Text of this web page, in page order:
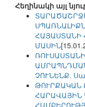
Հեղինակի այլ
ՀԱՅԱՍՏԱՆԻ
ՄԱՍԻՆ
ՉՈՒՆԵՆՔ.
ԹՈՒՐՔԱԿԱՆ
ՀԱՐԱՎԱՅԻՆ